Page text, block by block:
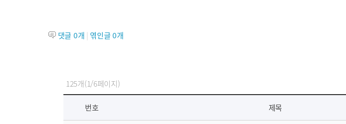
댓글 0개 | 엮인글0개
125개(1/6페이지)
번호 제목